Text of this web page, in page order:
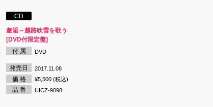
CD
邂逅～越路吹雪を歌う
[DVD付限定盤]
付 属
DVD
発売日 2017.11.08
価 格 ¥5,500 (税込)
品 番 UICZ-9098